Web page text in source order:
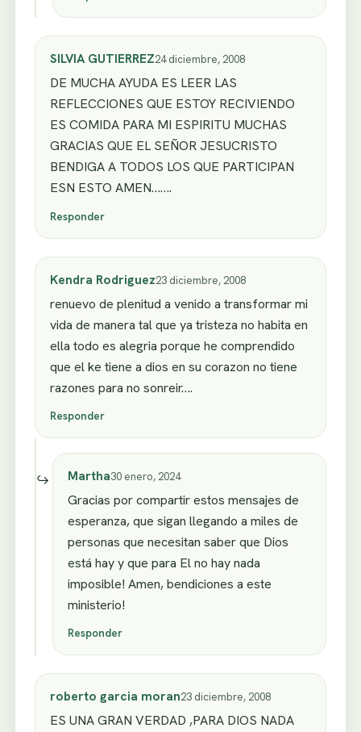
SILVIA GUTIERREZ24 diciembre, 2008
DE MUCHA AYUDA ES LEER LAS
REFLECCIONES QUE ESTOY RECIVIENDO
ES COMIDA PARA MI ESPIRITU MUCHAS
GRACIAS QUE EL SEÑOR JESUCRISTO
BENDIGA A TODOS LOS QUE PARTICIPAN
ESN ESTO AMEN…….
Responder
Kendra Rodriguez23 diciembre, 2008
renuevo de plenitud a venido a transformar mi
vida de manera tal que ya tristeza no habita en
ella todo es alegria porque he comprendido
que el ke tiene a dios en su corazon no tiene
razones para no sonreir….
Responder
Martha30 enero, 2024
Gracias por compartir estos mensajes de
esperanza, que sigan llegando a miles de
personas que necesitan saber que Dios
está hay y que para El no hay nada
imposible! Amen, bendiciones a este
ministerio!
Responder
roberto garcia moran23 diciembre, 2008
ES UNA GRAN VERDAD ,PARA DIOS NADA